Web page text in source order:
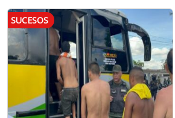
SUCESOS